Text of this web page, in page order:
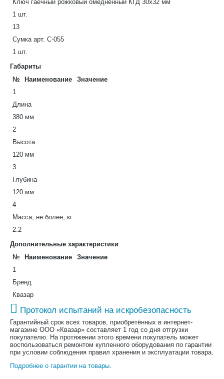
Ключ гаечный рожковый омедненный КГД 30х32 мм
1 шт.
13
Сумка арт. С-055
1 шт.
Габариты
№
Наименование
Значение
1
Длина
380 мм
2
Высота
120 мм
3
Глубина
120 мм
4
Масса, не более, кг
2.2
Дополнительные характеристики
№
Наименование
Значение
1
Бренд
Квазар
Протокол испытаний на искробезопасность
Гарантийный срок всех товаров, приобретённых в интернет-
магазине ООО «Квазар» составляет 1 год со дня отгрузки
покупателю. На протяжении этого времени покупатель может
воспользоваться ремонтом купленного оборудования по гарантии
при условии соблюдения правил хранения и эксплуатации товара.
Подробнее о гарантии на товары.